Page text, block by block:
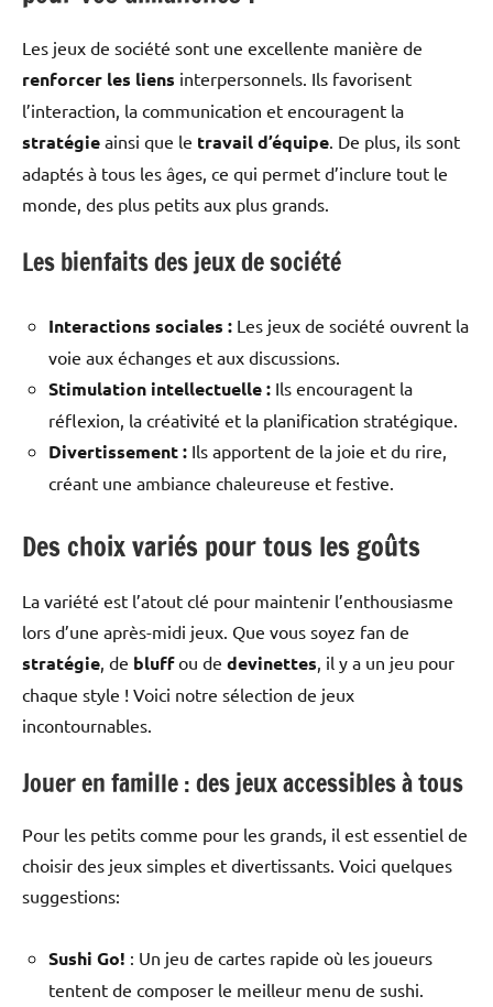
Les jeux de société sont une excellente manière de
renforcer les liens interpersonnels. Ils favorisent
l’interaction, la communication et encouragent la
stratégie ainsi que le travail d’équipe. De plus, ils sont
adaptés à tous les âges, ce qui permet d’inclure tout le
monde, des plus petits aux plus grands.
Les bienfaits des jeux de société
Interactions sociales : Les jeux de société ouvrent la
voie aux échanges et aux discussions.
Stimulation intellectuelle : Ils encouragent la
réflexion, la créativité et la planification stratégique.
Divertissement : Ils apportent de la joie et du rire,
créant une ambiance chaleureuse et festive.
Des choix variés pour tous les goûts
La variété est l’atout clé pour maintenir l’enthousiasme
lors d’une après-midi jeux. Que vous soyez fan de
stratégie, de bluffou de devinettes, il y a un jeu pour
chaque style ! Voici notre sélection de jeux
incontournables.
Jouer en famille : des jeux accessibles à tous
Pour les petits comme pour les grands, il est essentiel de
choisir des jeux simples et divertissants. Voici quelques
suggestions:
Sushi Go! : Un jeu de cartes rapide où les joueurs
tentent de composer le meilleur menu de sushi.